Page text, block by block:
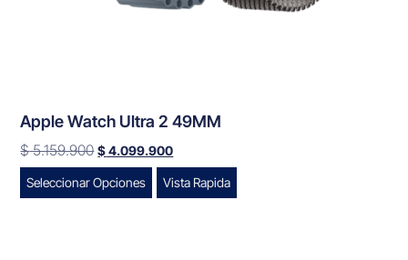
Apple Watch Ultra 2 49MM
$5.159.900 $4.099.900
Seleccionar Opciones Vista Rapida